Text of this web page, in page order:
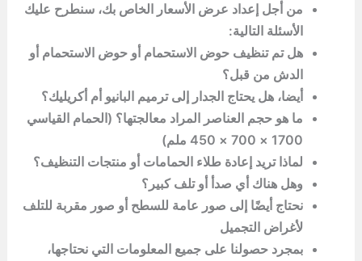
من أجل إعداد عرض الأسعار الخاص بك، سنطرح عليك
الأسئلة التالية:
هل تم تنظيف حوض الاستحمام أو حوض الاستحمام أو
الدش من قبل؟
أيضا، هل يحتاج الجدار إلى ترميم البانيو أم أكريليك؟
ما هو حجم العناصر المراد معالجتها؟ (الحمام القياسي
1700 × 700 × 450 ملم)
لماذا تريد إعادة طلاء الحمامات أو منتجات التنظيف؟
وهل هناك أي صدأ أو تلف كبير؟
نحتاج أيضًا إلى صور عامة للسطح أو صور مقربة للتلف
لأغراض التجميل
بمجرد حصولنا على جميع المعلومات التي نحتاجها،